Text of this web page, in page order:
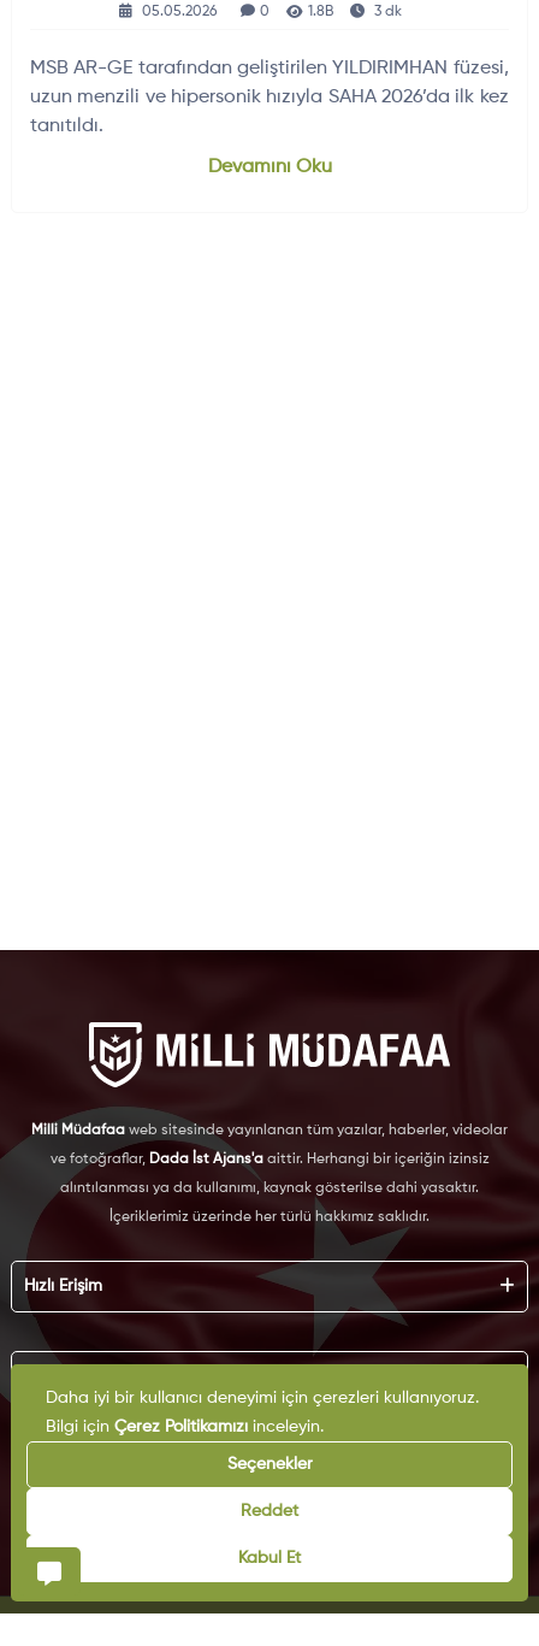
05.05.2026 0 1.8B 3 dk
MSB AR-GE tarafından geliştirilen YILDIRIMHAN füzesi,
uzun menzili ve hipersonik hızıyla SAHA 2026’da ilk kez
tanıtıldı.
Devamını Oku
Milli Müdafaa web sitesinde yayınlanan tüm yazılar, haberler, videolar
ve fotoğraflar, Dada İst Ajans'aaittir. Herhangi bir içeriğin izinsiz
alıntılanması ya da kullanımı, kaynak gösterilse dahi yasaktır.
İçeriklerimiz üzerinde her türlü hakkımız saklıdır.
Hızlı Erişim
Künye
Reklam
İş Birliği
Arşiv
İletişim
KVKK
Çerez Politikası
Gizlilik Politikası
Kullanım Şartları
Daha iyi bir kullanıcı deneyimi için çerezleri kullanıyoruz.
Bilgi için Çerez Politikamızıinceleyin.
Seçenekler
Reddet
Kabul Et